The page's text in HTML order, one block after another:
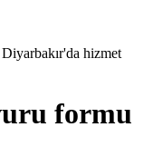
hizmet
formu